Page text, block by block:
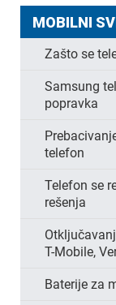
MOBILNI
Zašto se
Samsung
popravka
telefon
Telefon se
rešenja
T-Mobile,
Baterije za